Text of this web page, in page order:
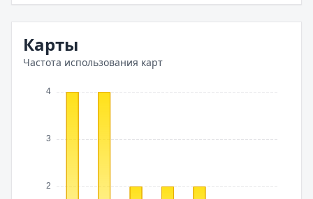
Карты
Частота использования карт